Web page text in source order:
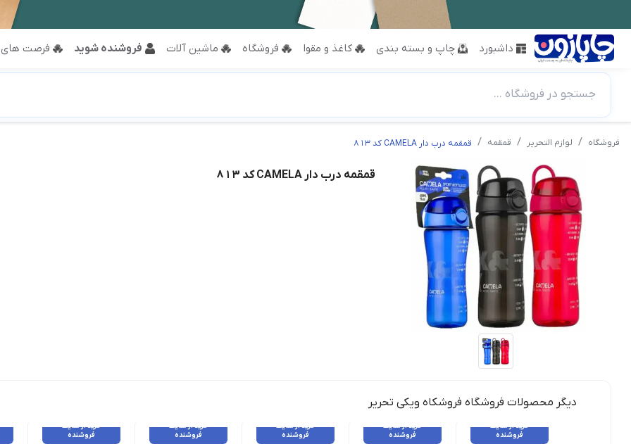
داشبورد چاپ و بسته بندی کاغذ و مقوا فروشگاه ماشین آلات فروشنده شوید فرصت
جستجو در فروشگاه ...
فروشگاه لوازم التحریر قمقمه قمقمه درب دار CAMELA کد ۸۱۳
قمقمه درب دار CAMELA کد ۸۱۳
دیگر محصولات فروشگاه فروشکاه ویکی تحریر
خرید از سایت
فروشنده
خرید از سایت
فروشنده
خرید از سایت
فروشنده
خرید از سایت
فروشنده
خرید از سایت
فروشنده